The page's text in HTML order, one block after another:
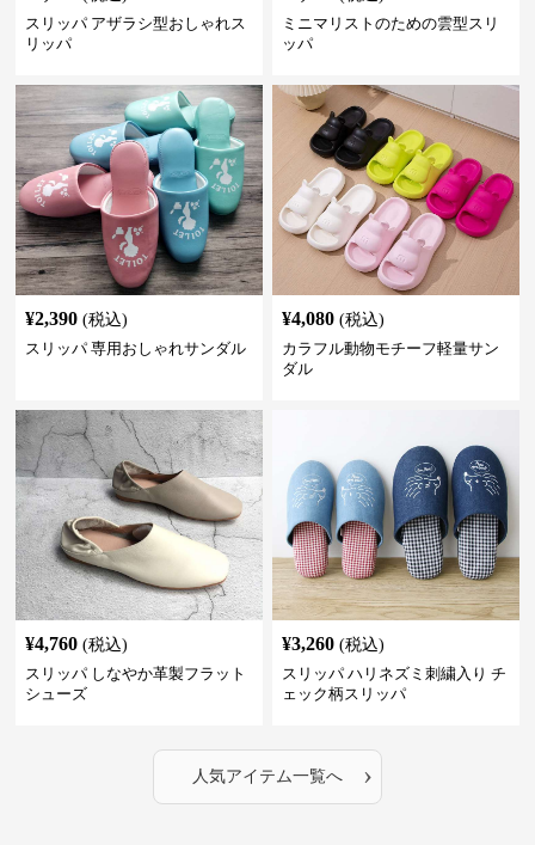
スリッパ アザラシ型おしゃれス
リッパ
ミニマリストのための雲型スリ
ッパ
¥2,390 (税込)
スリッパ 専用おしゃれサンダル
¥4,080 (税込)
カラフル動物モチーフ軽量サン
ダル
¥4,760 (税込)
スリッパ しなやか革製フラット
シューズ
¥3,260 (税込)
スリッパ ハリネズミ刺繍入り チ
ェック柄スリッパ
人気アイテム一覧へ ›